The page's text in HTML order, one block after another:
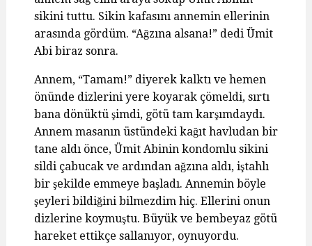
sikini tuttu. Sikin kafasını annemin ellerinin
arasında gördüm. “Ağzına alsana!” dedi Ümit
Abi biraz sonra.
Annem, “Tamam!” diyerek kalktı ve hemen
önünde dizlerini yere koyarak çömeldi, sırtı
bana dönüktü şimdi, götü tam karşımdaydı.
Annem masanın üstündeki kağıt havludan bir
tane aldı önce, Ümit Abinin kondomlu sikini
sildi çabucak ve ardından ağzına aldı, iştahlı
bir şekilde emmeye başladı. Annemin böyle
şeyleri bildiğini bilmezdim hiç. Ellerini onun
dizlerine koymuştu. Büyük ve bembeyaz götü
hareket ettikçe sallanıyor, oynuyordu.